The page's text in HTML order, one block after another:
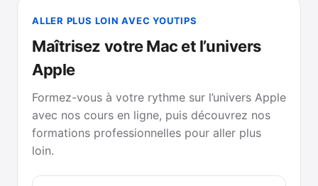
ALLER PLUS LOIN AVEC YOUTIPS
Maîtrisez votre Mac et l’univers
Apple
Formez-vous à votre rythme sur l’univers Apple
avec nos cours en ligne, puis découvrez nos
formations professionnelles pour aller plus
loin.